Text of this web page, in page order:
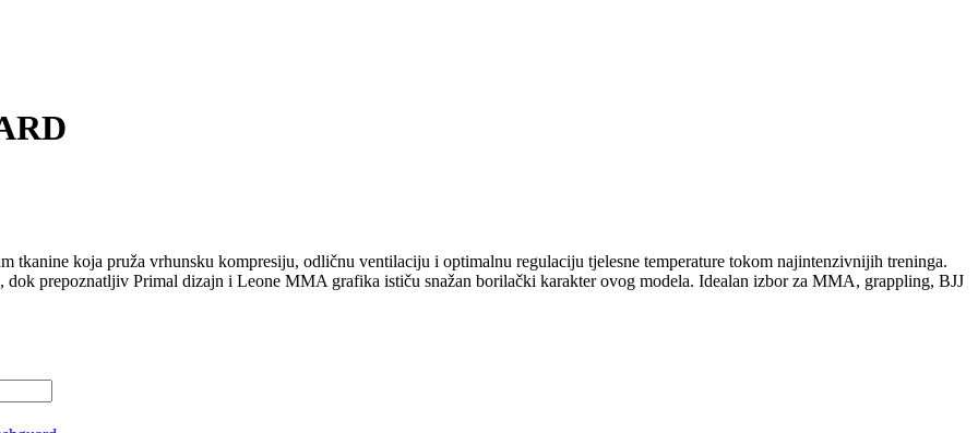
tkanine koja pruža vrhunsku kompresiju, odličnu ventilaciju i optimalnu regulaciju tjelesne temperature tokom najintenzivnijih treninga.
prepoznatljiv Primal dizajn i Leone MMA grafika ističu snažan borilački karakter ovog modela. Idealan izbor za MMA, grappling, BJJ